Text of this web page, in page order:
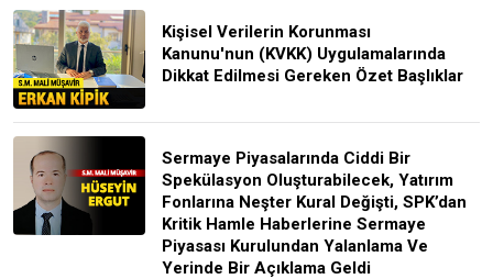
Kişisel Verilerin Korunması
Kanunu'nun (KVKK) Uygulamalarında
Dikkat Edilmesi Gereken Özet Başlıklar
Sermaye Piyasalarında Ciddi Bir
Spekülasyon Oluşturabilecek, Yatırım
Fonlarına Neşter Kural Değişti, SPK’dan
Kritik Hamle Haberlerine Sermaye
Piyasası Kurulundan Yalanlama Ve
Yerinde Bir Açıklama Geldi